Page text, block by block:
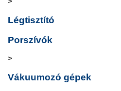
Légtisztító
Porszívók
>
Vákuumozó gépek